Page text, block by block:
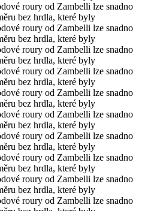
roury od Zambelli lze snadno
bez hrdla, které byly
roury od Zambelli lze snadno
bez hrdla, které byly
roury od Zambelli lze snadno
bez hrdla, které byly
roury od Zambelli lze snadno
bez hrdla, které byly
roury od Zambelli lze snadno
bez hrdla, které byly
roury od Zambelli lze snadno
bez hrdla, které byly
roury od Zambelli lze snadno
bez hrdla, které byly
roury od Zambelli lze snadno
bez hrdla, které byly
roury od Zambelli lze snadno
bez hrdla, které byly
roury od Zambelli lze snadno